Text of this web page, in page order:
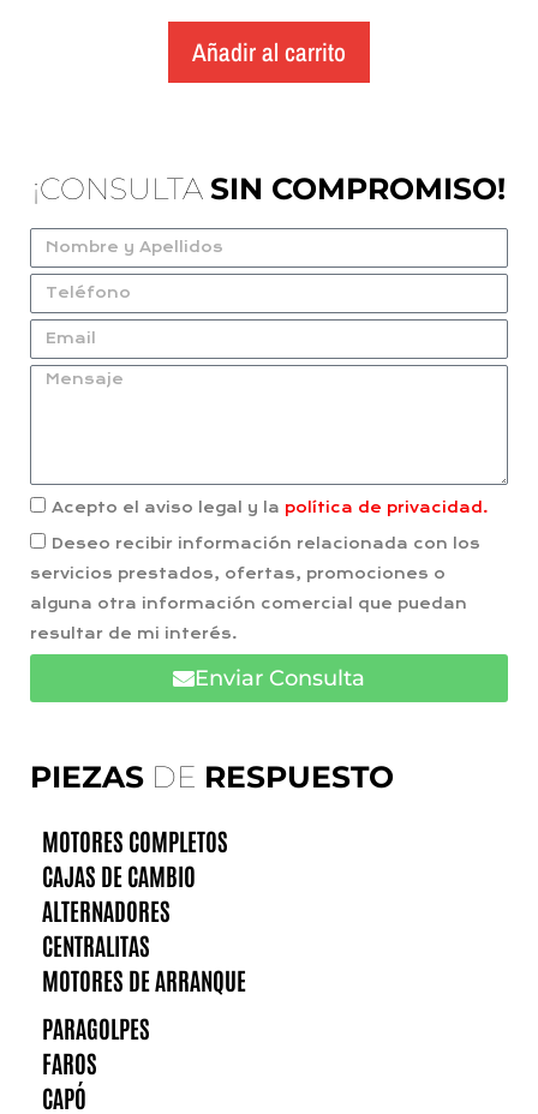
Añadir al carrito
PIEZAS DE RESPUESTO
MOTORES COMPLETOS
CAJAS DE CAMBIO
ALTERNADORES
CENTRALITAS
MOTORES DE ARRANQUE
PARAGOLPES
FAROS
CAPÓ
¡CONSULTA SIN COMPROMISO!
Acepto el aviso legal y la política de privacidad.
Deseo recibir información relacionada con los
servicios prestados, ofertas, promociones o
alguna otra información comercial que puedan
resultar de mi interés.
Enviar Consulta